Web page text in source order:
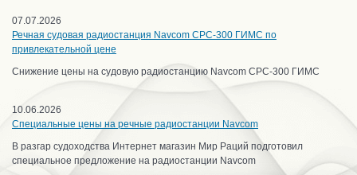
07.07.2026
Речная судовая радиостанция Navcom CPC-300 ГИМС по
привлекательной цене
Снижение цены на судовую радиостанцию Navcom CPC-300 ГИМС
10.06.2026
Специальные цены на речные радиостанции Navcom
В разгар судоходства Интернет магазин Мир Раций подготовил
специальное предложение на радиостанции Navcom